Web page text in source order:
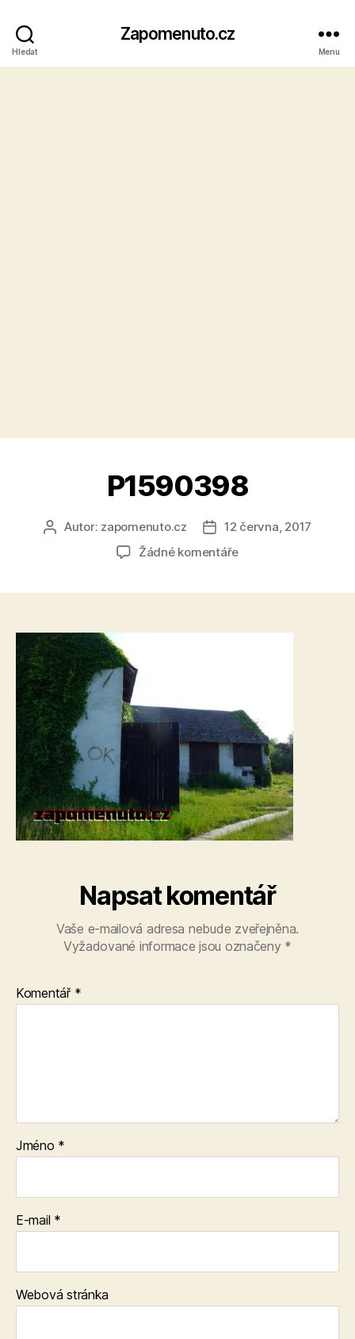
Hledat
Zapomenuto.cz
Menu
P1590398
AutorAutor: zapomenuto.cz
Datum
příspěvku
12 června, 2017
Žádné komentářeu
Napsat komentář
Vaše e-mailová adresa nebude zveřejněna.
Vyžadované informace jsou označeny *
Komentář *
Jméno *
E-mail *
Webová stránka